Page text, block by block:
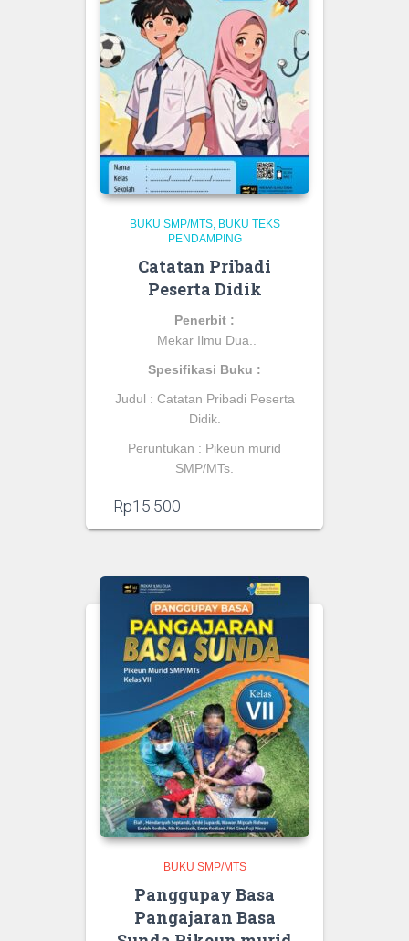
BUKU SMP/MTS BUKU TEKS
PENDAMPING
Catatan Pribadi
Peserta Didik
Penerbit :
Mekar Ilmu Dua.
Spesifikasi Buku :
Judul : Catatan Pribadi Peserta
Didik.
Peruntukan : Pikeun murid
SMP/MTs.
Rp15.500
BUKU SMP/MTS
Panggupay Basa
Pangajaran Basa